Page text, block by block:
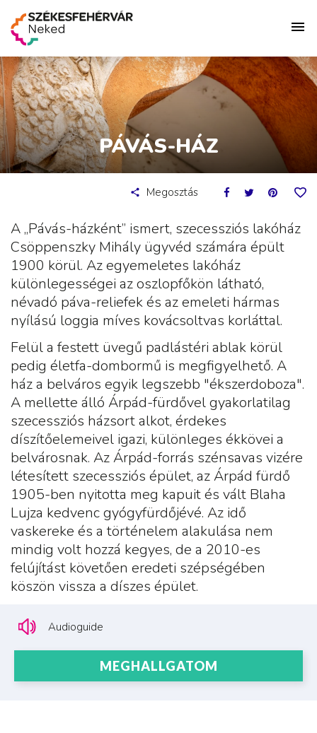
PÁVÁS-HÁZ
Megosztás
A „Pávás-házként” ismert, szecessziós lakóház
Csöppenszky Mihály ügyvéd számára épült
1900 körül. Az egyemeletes lakóház
különlegességei az oszlopfőkön látható,
névadó páva-reliefek és az emeleti hármas
nyílású loggia míves kovácsoltvas korláttal.
Felül a festett üvegű padlástéri ablak körül
pedig életfa-dombormű is megfigyelhető. A
ház a belváros egyik legszebb "ékszerdoboza".
A mellette álló Árpád-fürdővel gyakorlatilag
szecessziós házsort alkot, érdekes
díszítőelemeivel igazi, különleges ékkövei a
belvárosnak. Az Árpád-forrás szénsavas vizére
létesített szecessziós épület, az Árpád fürdő
1905-ben nyitotta meg kapuit és vált Blaha
Lujza kedvenc gyógyfürdőjévé. Az idő
vaskereke és a történelem alakulása nem
mindig volt hozzá kegyes, de a 2010-es
felújítást követően eredeti szépségében
köszön vissza a díszes épület.
Audioguide
MEGHALLGATOM